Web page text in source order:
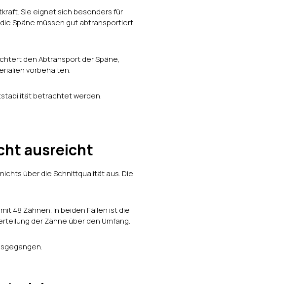
Sie eignet sich besonders für
Späne müssen gut abtransportiert
den Abtransport der Späne,
vorbehalten.
betrachtet werden.
ausreicht
über die Schnittqualität aus. Die
48 Zähnen. In beiden Fällen ist die
der Zähne über den Umfang.